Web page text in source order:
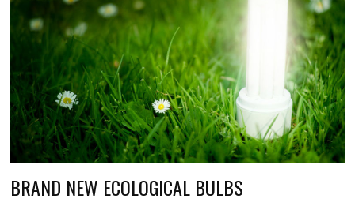
BRAND NEW ECOLOGICAL BULBS